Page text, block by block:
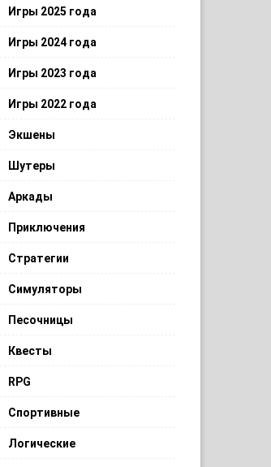
Игры 2025 года
Игры 2024 года
Игры 2023 года
Игры 2022 года
Экшены
Шутеры
Аркады
Приключения
Стратегии
Симуляторы
Песочницы
Квесты
RPG
Спортивные
Логические